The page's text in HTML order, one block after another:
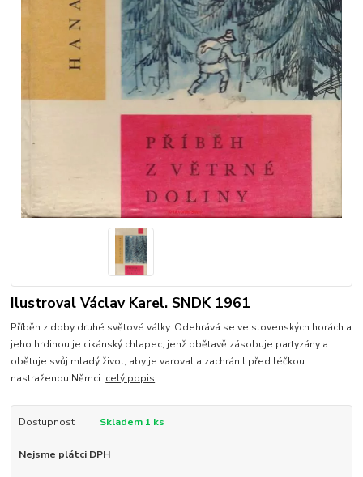
Ilustroval Václav Karel. SNDK 1961
Příběh z doby druhé světové války. Odehrává se ve slovenských horách a
jeho hrdinou je cikánský chlapec, jenž obětavě zásobuje partyzány a
obětuje svůj mladý život, aby je varoval a zachránil před léčkou
nastraženou Němci. celý popis
Dostupnost Skladem 1 ks
Nejsme plátci DPH